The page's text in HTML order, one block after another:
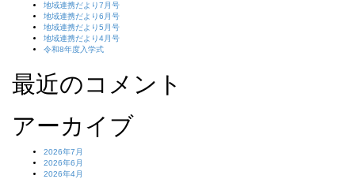
地域連携だより7月号
地域連携だより6月号
地域連携だより5月号
地域連携だより4月号
令和8年度入学式
最近のコメント
アーカイブ
2026年7月
2026年6月
2026年4月